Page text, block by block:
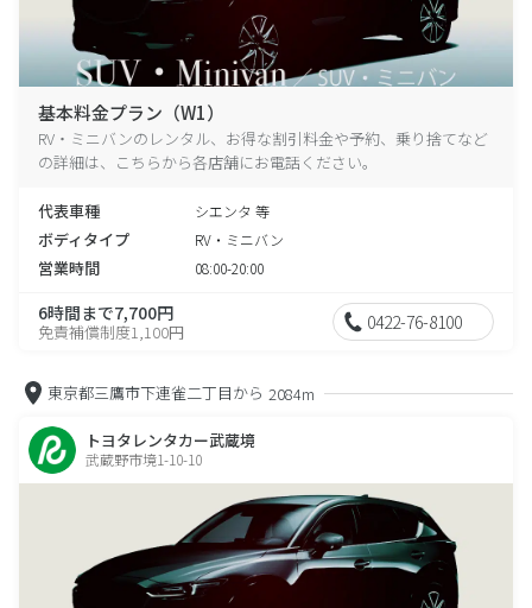
基本料金プラン（W1）
RV・ミニバンのレンタル、お得な割引料金や予約、乗り捨てなど
の詳細は、こちらから各店舗にお電話ください。
代表車種 シエンタ 等
ボディタイプ RV・ミニバン
営業時間 08:00-20:00
6時間まで7,700円
免責補償制度1,100円 0422-76-8100
東京都三鷹市下連雀二丁目から 2084m
トヨタレンタカー武蔵境
武蔵野市境1-10-10